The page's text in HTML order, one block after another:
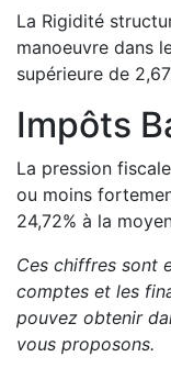
La Rigidité
manoeuvre dans
supérieure de 2,67
Impôts
La pression
ou moins
24,72% à la
Ces chiffres sont
comptes et les
pouvez obtenir
vous proposons.